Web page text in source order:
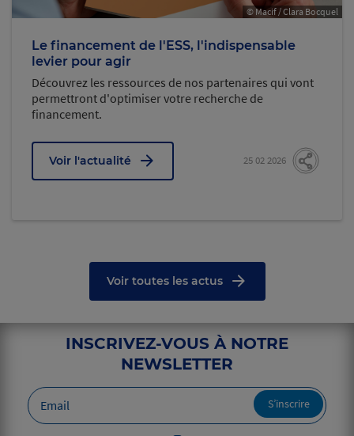
© Macif / Clara Bocquel
Le financement de l'ESS, l'indispensable
levier pour agir
Découvrez les ressources de nos partenaires qui vont
permettront d'optimiser votre recherche de
financement.
Voir l'actualité 25 02 2026
Voir toutes les actus
INSCRIVEZ-VOUS À NOTRE
NEWSLETTER